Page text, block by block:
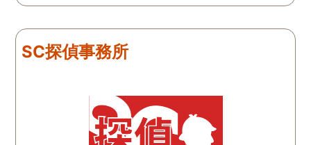
感じがして、心強かったで
現在離婚調停中です。弁護
士さんも紹介してもらえて
SC探偵事務所